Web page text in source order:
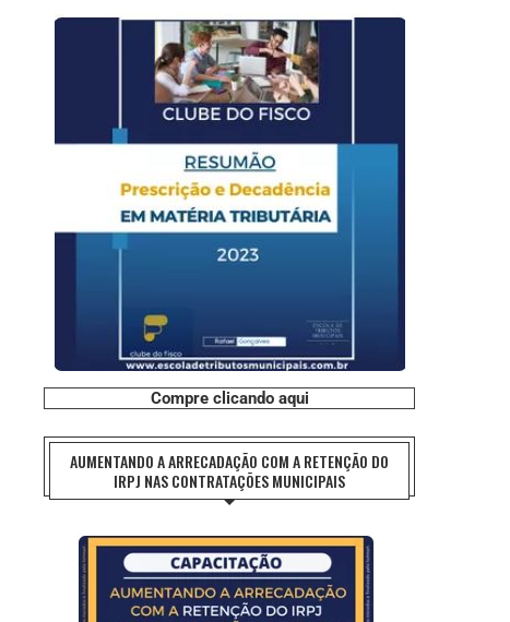
Compre clicando aqui
AUMENTANDO A ARRECADAÇÃO COM A RETENÇÃO DO
IRPJ NAS CONTRATAÇÕES MUNICIPAIS